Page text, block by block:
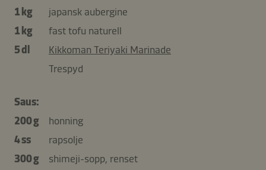
1 kg
japansk aubergine
1 kg
fast tofu naturell
5 dl
Kikkoman Teriyaki Marinade
Trespyd
Saus:
200 g
honning
4 ss
rapsolje
300 g
shimeji-sopp, renset